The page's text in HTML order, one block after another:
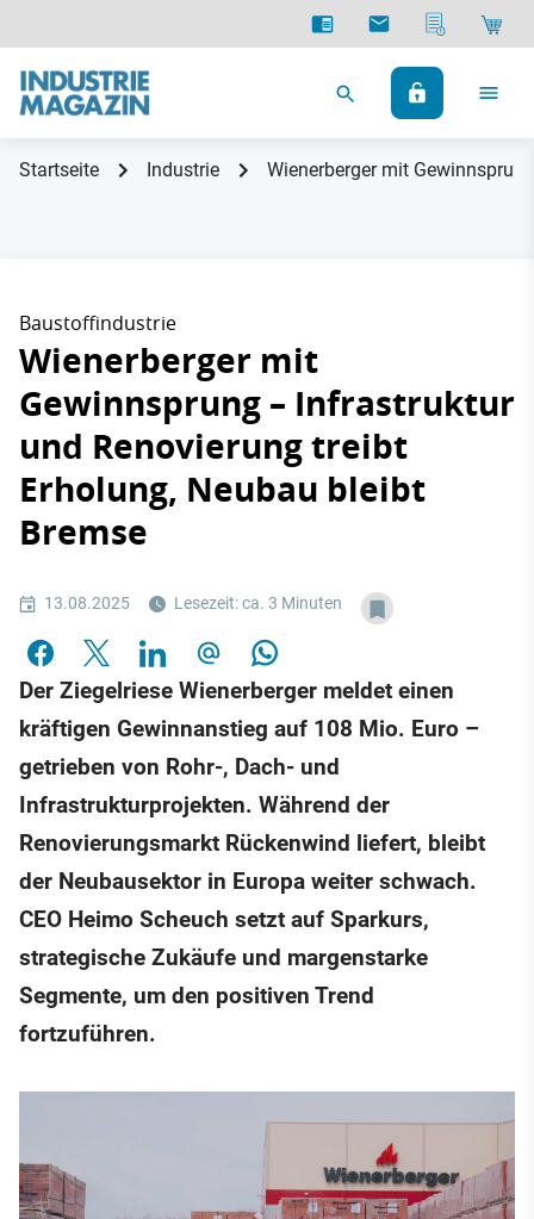
Startseite Industrie Wienerberger mit
Baustoffindustrie
Wienerberger mit
Gewinnsprung – Infrastruktur
und Renovierung treibt
Erholung, Neubau bleibt
Bremse
13.08.2025 Lesezeit: ca. 3 Minuten
Der Ziegelriese Wienerberger meldet einen
kräftigen Gewinnanstieg auf 108 Mio. Euro –
getrieben von Rohr-, Dach- und
Infrastrukturprojekten. Während der
Renovierungsmarkt Rückenwind liefert, bleibt
der Neubausektor in Europa weiter schwach.
CEO Heimo Scheuch setzt auf Sparkurs,
strategische Zukäufe und margenstarke
Segmente, um den positiven Trend
fortzuführen.